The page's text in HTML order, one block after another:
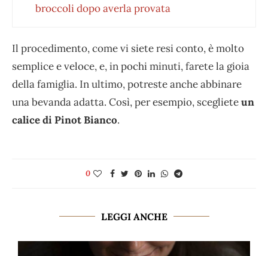
broccoli dopo averla provata
Il procedimento, come vi siete resi conto, è molto
semplice e veloce, e, in pochi minuti, farete la gioia
della famiglia. In ultimo, potreste anche abbinare
una bevanda adatta. Così, per esempio, sceglieteun
calice di Pinot Bianco.
0
LEGGI ANCHE